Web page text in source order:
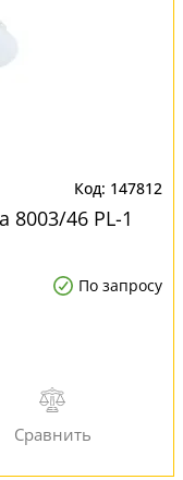
147812
8003/46 PL-1
По запросу